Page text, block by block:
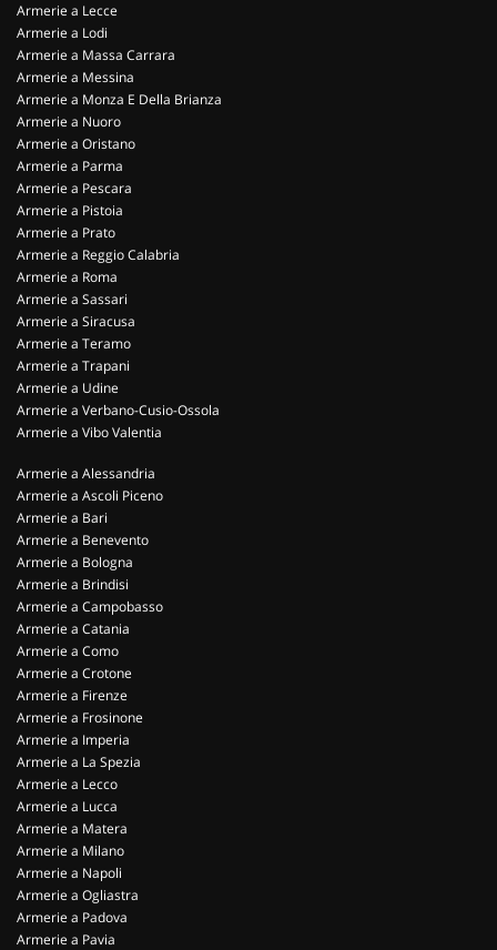
Armerie a Lecce
Armerie a Lodi
Armerie a Massa Carrara
Armerie a Messina
Armerie a Monza E Della Brianza
Armerie a Nuoro
Armerie a Oristano
Armerie a Parma
Armerie a Pescara
Armerie a Pistoia
Armerie a Prato
Armerie a Reggio Calabria
Armerie a Roma
Armerie a Sassari
Armerie a Siracusa
Armerie a Teramo
Armerie a Trapani
Armerie a Udine
Armerie a Verbano-Cusio-Ossola
Armerie a Vibo Valentia
Armerie a Alessandria
Armerie a Ascoli Piceno
Armerie a Bari
Armerie a Benevento
Armerie a Bologna
Armerie a Brindisi
Armerie a Campobasso
Armerie a Catania
Armerie a Como
Armerie a Crotone
Armerie a Firenze
Armerie a Frosinone
Armerie a Imperia
Armerie a La Spezia
Armerie a Lecco
Armerie a Lucca
Armerie a Matera
Armerie a Milano
Armerie a Napoli
Armerie a Ogliastra
Armerie a Padova
Armerie a Pavia